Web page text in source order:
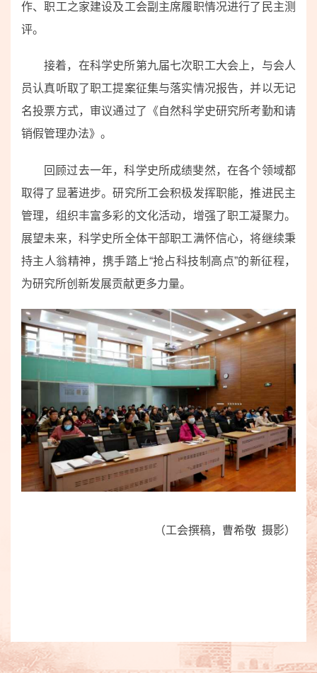
作、职工之家建设及工会副主席履职情况进行了民主测
评。
接着，在科学史所第九届七次职工大会上，与会人
员认真听取了职工提案征集与落实情况报告，并以无记
名投票方式，审议通过了《自然科学史研究所考勤和请
销假管理办法》。
回顾过去一年，科学史所成绩斐然，在各个领域都
取得了显著进步。研究所工会积极发挥职能，推进民主
管理，组织丰富多彩的文化活动，增强了职工凝聚力。
展望未来，科学史所全体干部职工满怀信心，将继续秉
持主人翁精神，携手踏上“抢占科技制高点”的新征程，
为研究所创新发展贡献更多力量。
（工会撰稿，曹希敬 摄影）